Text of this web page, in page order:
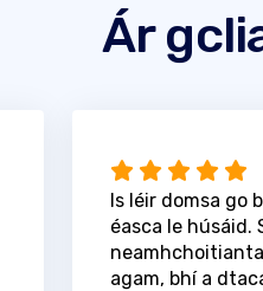
Ár
Is léir domsa go
éasca le húsáid.
agam, bhí a